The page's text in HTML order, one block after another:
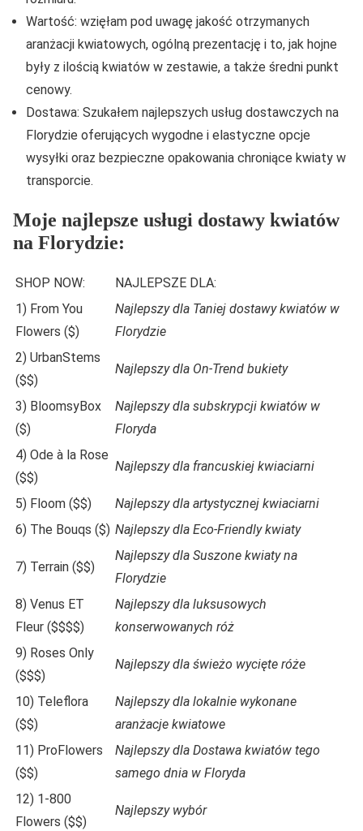
Wartość: wzięłam pod uwagę jakość otrzymanych
aranżacji kwiatowych, ogólną prezentację i to, jak hojne
były z ilością kwiatów w zestawie, a także średni punkt
cenowy.
Dostawa: Szukałem najlepszych usług dostawczych na
Florydzie oferujących wygodne i elastyczne opcje
wysyłki oraz bezpieczne opakowania chroniące kwiaty w
transporcie.
Moje najlepsze usługi dostawy kwiatów
na Florydzie:
SHOP NOW:
NAJLEPSZE DLA:
1) From You
Flowers ($)
Najlepszy dla Taniej dostawy kwiatów w
Florydzie
2) UrbanStems
($$)
Najlepszy dla On-Trend bukiety
3) BloomsyBox
($)
Najlepszy dla subskrypcji kwiatów w
Floryda
4) Ode à la Rose
($$)
Najlepszy dla francuskiej kwiaciarni
5) Floom ($$)
Najlepszy dla artystycznej kwiaciarni
6) The Bouqs ($) Najlepszy dla Eco-Friendly kwiaty
7) Terrain ($$)
Najlepszy dla Suszone kwiaty na
Florydzie
8) Venus ET
Fleur ($$$$)
Najlepszy dla luksusowych
konserwowanych róż
9) Roses Only
($$$)
Najlepszy dla świeżo wycięte róże
10) Teleflora
($$)
Najlepszy dla lokalnie wykonane
aranżacje kwiatowe
11) ProFlowers
($$)
Najlepszy dla Dostawa kwiatów tego
samego dnia w Floryda
12) 1-800
Flowers ($$)
Najlepszy wybór